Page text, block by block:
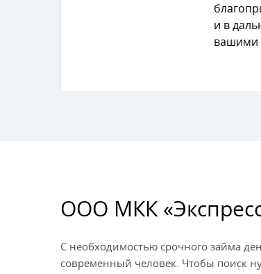
и в
ашими
ООО МКК
С необходимостью срочного займа
современный человек. Чтобы поиск